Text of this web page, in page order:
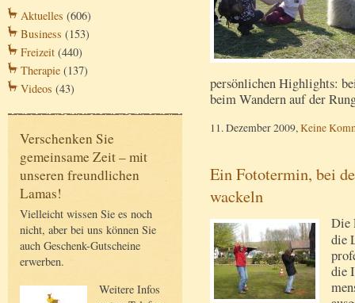
Aktuelles (606)
Business (153)
Freizeit (440)
Therapie (137)
Videos (43)
Verschenken Sie
gemeinsame Zeit – mit
unseren freundlichen
Lamas!
Vielleicht wissen Sie es noch
nicht, aber bei uns können Sie
auch Geschenk-Gutscheine
erwerben.
Weitere Infos
persönlichen Highlights:
beim Wandern auf der
11. Dezember 2009,Keine
Ein Fototermin, bei
wackeln
Die
die
die